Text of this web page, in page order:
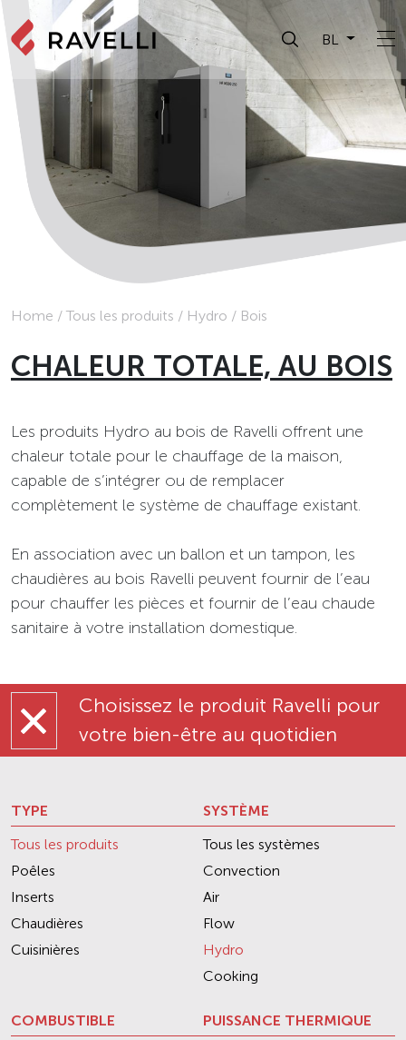
BL
Home / Tous les produits / Hydro / Bois
CHALEUR TOTALE, AU BOIS
Les produits Hydro au bois de Ravelli offrent une
chaleur totale pour le chauffage de la maison,
capable de s’intégrer ou de remplacer
complètement le système de chauffage existant.
En association avec un ballon et un tampon, les
chaudières au bois Ravelli peuvent fournir de l’eau
pour chauffer les pièces et fournir de l’eau chaude
sanitaire à votre installation domestique.
Choisissez le produit Ravelli pour
votre bien-être au quotidien
TYPE
Tous les produits
Poêles
Inserts
Chaudières
Cuisinières
SYSTÈME
Tous les systèmes
Convection
Air
Flow
Hydro
Cooking
COMBUSTIBLE
PUISSANCE THERMIQUE